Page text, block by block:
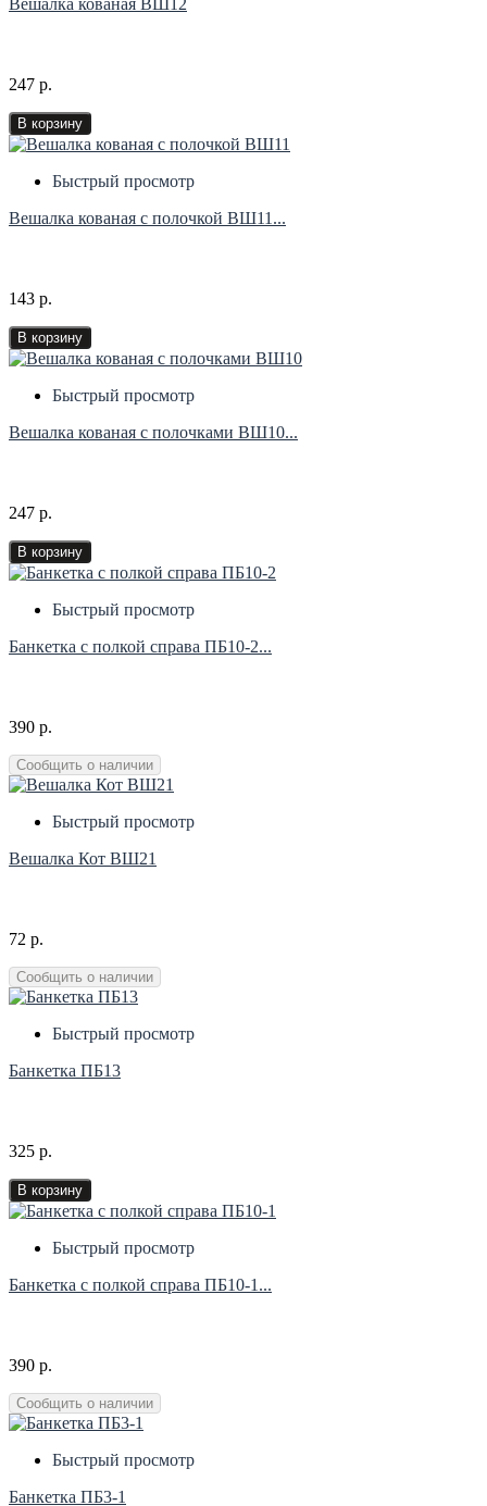
Вешалка кованая ВШ12
247 р.
В корзину
Быстрый просмотр
Вешалка кованая с полочкой ВШ11...
143 р.
В корзину
Быстрый просмотр
Вешалка кованая с полочками ВШ10...
247 р.
В корзину
Быстрый просмотр
Банкетка с полкой справа ПБ10-2...
390 р.
Сообщить о наличии
Быстрый просмотр
Вешалка Кот ВШ21
72 р.
Сообщить о наличии
Быстрый просмотр
Банкетка ПБ13
325 р.
В корзину
Быстрый просмотр
Банкетка с полкой справа ПБ10-1...
390 р.
Сообщить о наличии
Быстрый просмотр
Банкетка ПБ3-1